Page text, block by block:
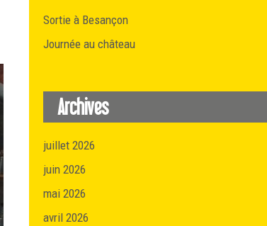
Sortie à Besançon
Journée au château
Archives
juillet 2026
juin 2026
mai 2026
avril 2026